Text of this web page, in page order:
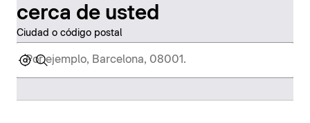
cerca de usted
Ciudad o código postal